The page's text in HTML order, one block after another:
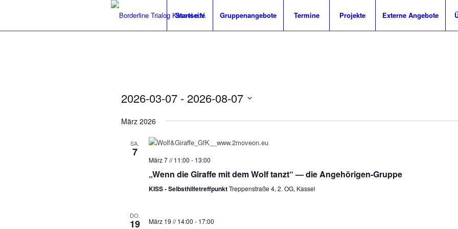
Startseite Gruppenangebote Termine Projekte Externe Angebote
2026-03-07 - 2026-08-07
wählen.
März 2026
SA.
7
März 7 // 11:00 - 13:00
„Wenn die Giraffe mit dem Wolf tanzt“ — die Angehörigen-Gruppe
KISS - SelbsthilfetreffpunktTreppenstraße 4, 2. OG, Kassel
DO.
19 März 19 // 14:00 - 17:00